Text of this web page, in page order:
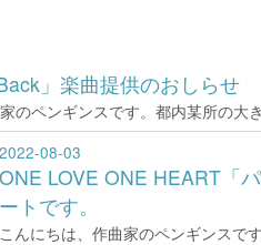
」楽曲提供のおしらせ
のペンギンスです。都内某所の大
2022-08-03
ONE LOVE ONE HEART「
ートです。
こんにちは、作曲家のペンギンスで